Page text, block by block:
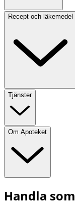
Recept och läkemedel
Tjänster
Om Apoteket
Handla